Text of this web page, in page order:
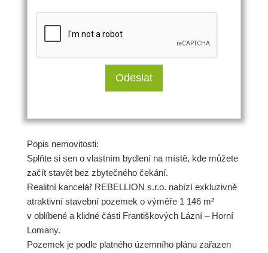
Popis nemovitosti:
Splňte si sen o vlastním bydlení na místě, kde můžete
začít stavět bez zbytečného čekání.
Realitní kancelář REBELLION s.r.o. nabízí exkluzivně
atraktivní stavební pozemek o výměře 1 146 m²
v oblíbené a klidné části Františkových Lázní – Horní
Lomany.
Pozemek je podle platného územního plánu zařazen